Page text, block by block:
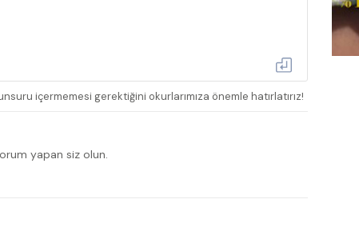
içermemesi gerektiğini okurlarımıza önemle hatırlatırız!
yapan siz olun.